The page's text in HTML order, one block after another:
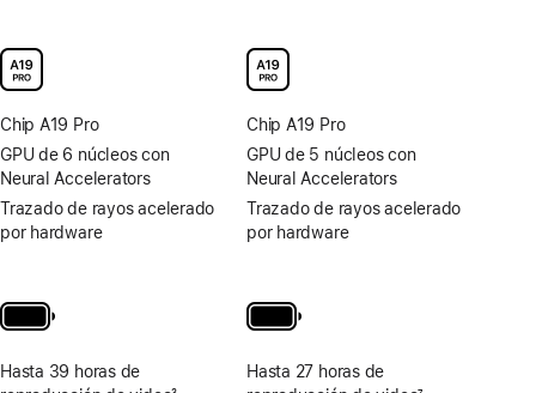
Chip A19 Pro
GPU de 6 núcleos con
Neural Accelerators
Trazado de rayos acelerado
por hardware
Hasta 39 horas de
Chip A19 Pro
GPU de 5 núcleos con
Neural Accelerators
Trazado de rayos acelerado
por hardware
Hasta 27 horas de